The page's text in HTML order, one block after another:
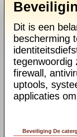
Dit is een
bescherming
tegenwoordig
firewall,
uptools,
applicaties
Beveiliging De